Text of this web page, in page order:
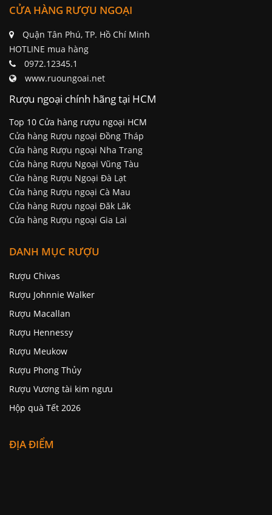
CỬA HÀNG RƯỢU NGOẠI
Quận Tân Phú, TP. Hồ Chí Minh
HOTLINE mua hàng
0972.12345.1
www.ruoungoai.net
Rượu ngoại chính hãng tại HCM
Top 10 Cửa hàng rượu ngoại HCM
Cửa hàng Rượu ngoại Đồng Tháp
Cửa hàng Rượu ngoại Nha Trang
Cửa hàng Rượu Ngoại Vũng Tàu
Cửa hàng Rượu Ngoại Đà Lạt
Cửa hàng Rượu ngoại Cà Mau
Cửa hàng Rượu ngoại Đăk Lăk
Cửa hàng Rượu ngoại Gia Lai
DANH MỤC RƯỢU
Rượu Chivas
Rượu Johnnie Walker
Rượu Macallan
Rượu Hennessy
Rượu Meukow
Rượu Phong Thủy
Rượu Vương tài kim ngưu
Hộp quà Tết 2026
ĐỊA ĐIỂM